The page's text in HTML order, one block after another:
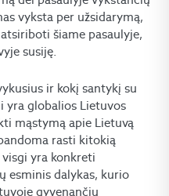
vyksta per užsidarymą,
šiame pasaulyje,
susiję.
ir kokį santykį su
yra globalios Lietuvos
mąstymą apie Lietuvą
rasti kitokią
yra konkreti
esminis dalykas, kurio
gyvenančių